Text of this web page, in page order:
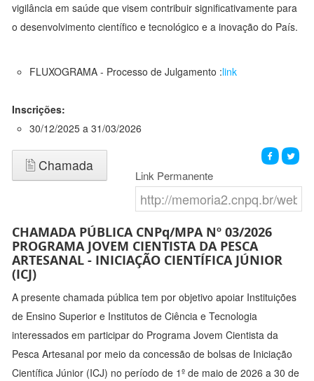
vigilância em saúde que visem contribuir significativamente para
o desenvolvimento científico e tecnológico e a inovação do País.
FLUXOGRAMA - Processo de Julgamento :link
Inscrições:
30/12/2025 a 31/03/2026
Chamada
Link Permanente
CHAMADA PÚBLICA CNPq/MPA Nº 03/2026
PROGRAMA JOVEM CIENTISTA DA PESCA
ARTESANAL - INICIAÇÃO CIENTÍFICA JÚNIOR
(ICJ)
A presente chamada pública tem por objetivo apoiar Instituições
de Ensino Superior e Institutos de Ciência e Tecnologia
interessados em participar do Programa Jovem Cientista da
Pesca Artesanal por meio da concessão de bolsas de Iniciação
Científica Júnior (ICJ) no período de 1º de maio de 2026 a 30 de